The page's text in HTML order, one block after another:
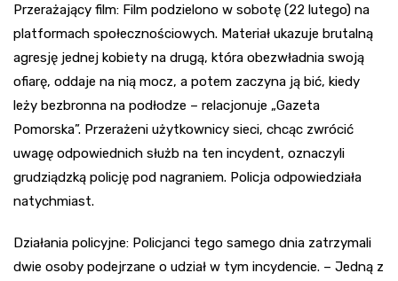
Przerażający film: Film podzielono w sobotę (22 lutego) na
platformach społecznościowych. Materiał ukazuje brutalną
agresję jednej kobiety na drugą, która obezwładnia swoją
ofiarę, oddaje na nią mocz, a potem zaczyna ją bić, kiedy
leży bezbronna na podłodze – relacjonuje „Gazeta
Pomorska”. Przerażeni użytkownicy sieci, chcąc zwrócić
uwagę odpowiednich służb na ten incydent, oznaczyli
grudziądzką policję pod nagraniem. Policja odpowiedziała
natychmiast.
Działania policyjne: Policjanci tego samego dnia zatrzymali
dwie osoby podejrzane o udział w tym incydencie. – Jedną z